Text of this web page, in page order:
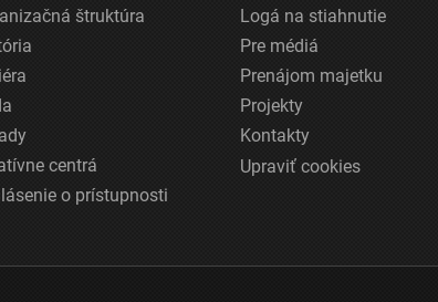
štruktúra
centrá
o prístupnosti
Logá na stiahnutie
Pre médiá
Prenájom majetku
Projekty
Kontakty
Upraviť cookies